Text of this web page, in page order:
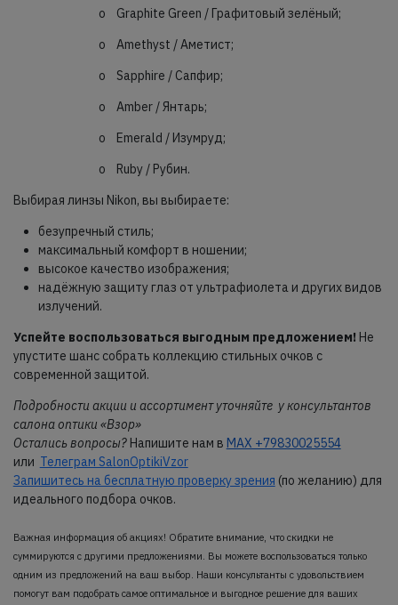
o Graphite Green / Графитовый зелёный;
o Amethyst / Аметист;
o Sapphire / Сапфир;
o Amber / Янтарь;
o Emerald / Изумруд;
o Ruby / Рубин.
Выбирая линзы Nikon, вы выбираете:
безупречный стиль;
максимальный комфорт в ношении;
высокое качество изображения;
надёжную защиту глаз от ультрафиолета и других видов
излучений.
Успейте воспользоваться выгодным предложением! Не
упустите шанс собрать коллекцию стильных очков с
современной защитой.
Подробности акции и ассортимент уточняйте у консультантов
салона оптики «Взор»
Остались вопросы? Напишите нам в MAX +79830025554
или Телеграм SalonOptikiVzor
Запишитесь на бесплатную проверку зрения (по желанию) для
идеального подбора очков.
Важная информация об акциях! Обратите внимание, что скидки не
суммируются с другими предложениями. Вы можете воспользоваться только
одним из предложений на ваш выбор. Наши консультанты с удовольствием
помогут вам подобрать самое оптимальное и выгодное решение для ваших